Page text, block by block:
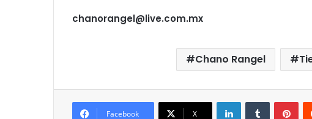
chanorangel@live.com.mx
Chano Rangel
Facebook X
LinkedInTumblr